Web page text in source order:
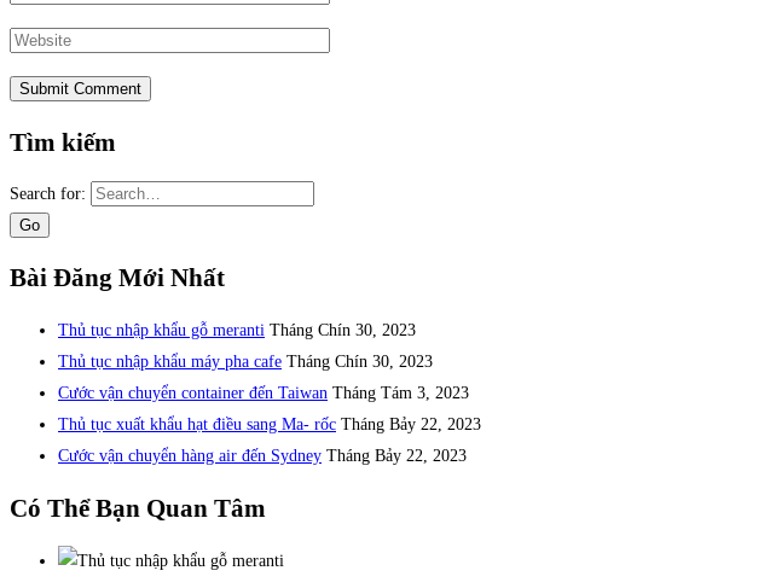
Tìm kiếm
Search for:
Bài Đăng Mới Nhất
Thủ tục nhập khẩu gỗ meranti Tháng Chín 30, 2023
Thủ tục nhập khẩu máy pha cafe Tháng Chín 30, 2023
Cước vận chuyển container đến Taiwan Tháng Tám 3, 2023
Thủ tục xuất khẩu hạt điều sang Ma- rốc Tháng Bảy 22, 2023
Cước vận chuyển hàng air đến Sydney Tháng Bảy 22, 2023
Có Thể Bạn Quan Tâm